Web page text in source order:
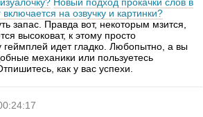
на озвучку и картинки?
запас. Правда вот, некоторым мзится,
высоковат, к этому просто
геймплей идет гладко. Любопытно, а вы
механики или пользуетесь
как у вас успехи.